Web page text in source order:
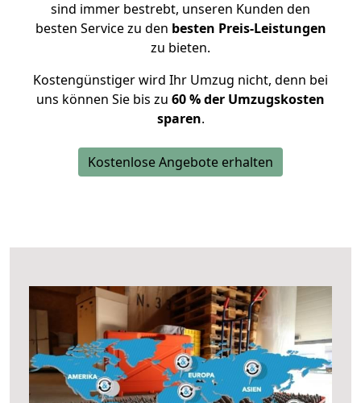
sind immer bestrebt, unseren Kunden den
besten Service zu den besten Preis-Leistungen
zu bieten.
Kostengünstiger wird Ihr Umzug nicht, denn bei
uns können Sie bis zu 60 % der Umzugskosten
sparen.
Kostenlose Angebote erhalten